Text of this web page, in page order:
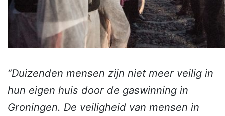
“Duizenden mensen zijn niet meer veilig in
hun eigen huis door de gaswinning in
Groningen. De veiligheid van mensen in